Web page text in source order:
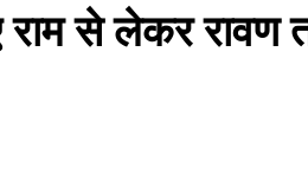
राम से लेकर रावण